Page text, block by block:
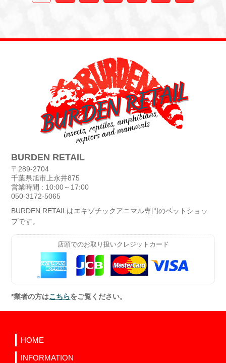
BURDEN RETAIL
〒289-2704
千葉県旭市上永井875
営業時間 : 10:00～17:00
050-3172-5065
BURDEN RETAILはエキゾチックアニマル専門のペットショッ
プです。
店頭でのお取り扱いクレジットカード
*業者の方はこちらをご覧ください。
HOME
INFORMATION